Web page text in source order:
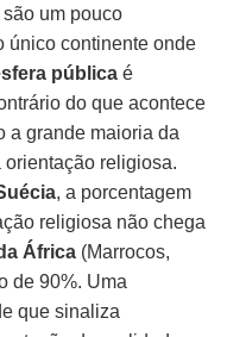
são um pouco
único continente onde
pública é
do que acontece
a grande maioria da
religiosa.
, a porcentagem
religiosa não chega
África (Marrocos,
de 90%. Uma
que sinaliza